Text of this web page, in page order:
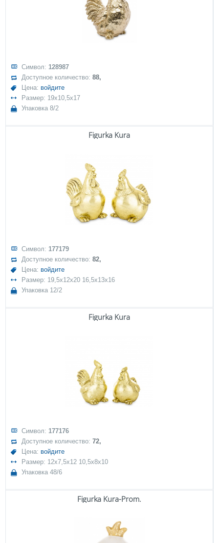
Символ: 128987
Доступное количество:88,
Цена: войдите
Размер: 19x10,5x17
Упаковка 8/2
Figurka Kura
Символ: 177179
Доступное количество:82,
Цена: войдите
Размер: 19,5x12x20 16,5x13x16
Упаковка 12/2
Figurka Kura
Символ: 177176
Доступное количество:72,
Цена: войдите
Размер: 12x7,5x12 10,5x8x10
Упаковка 48/6
Figurka Kura-Prom.